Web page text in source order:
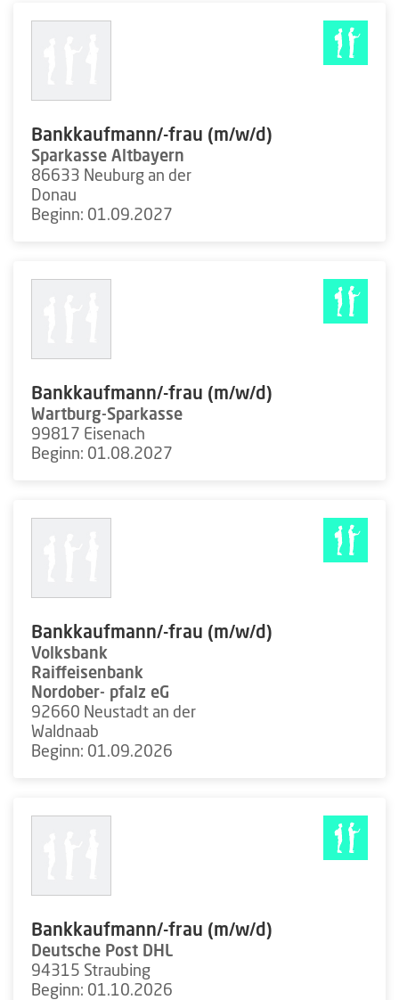
Bankkaufmann/-frau (m/w/d)
Sparkasse Altbayern
86633 Neuburg an der
Donau
Beginn: 01.09.2027
Bankkaufmann/-frau (m/w/d)
Wartburg-Sparkasse
99817 Eisenach
Beginn: 01.08.2027
Bankkaufmann/-frau (m/w/d)
Volksbank
Raiffeisenbank
Nordober- pfalz eG
92660 Neustadt an der
Waldnaab
Beginn: 01.09.2026
Bankkaufmann/-frau (m/w/d)
Deutsche Post DHL
94315 Straubing
Beginn: 01.10.2026